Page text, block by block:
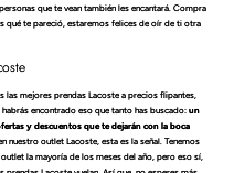
que te vean también les encantará. Compra
qué te pareció, estaremos felices de oír de ti otra
las mejores prendas Lacoste a precios flipantes,
encontrado eso que tanto has buscado: un
y descuentos que te dejarán con la boca
nuestro outlet Lacoste, esta es la señal. Tenemos
la mayoría de los meses del año, pero eso sí,